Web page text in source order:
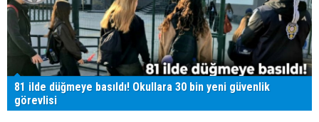
81 ilde düğmeye basıldı! Okullara 30 bin yeni güvenlik
görevlisi